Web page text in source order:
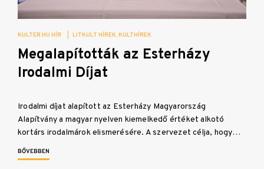
KULTER.HU HÍR LITKULT HÍREK KULTHÍREK
Megalapították az Esterházy
Irodalmi Díjat
Irodalmi díjat alapított az Esterházy Magyarország
Alapítvány a magyar nyelven kiemelkedő értéket alkotó
kortárs irodalmárok elismerésére. A szervezet célja, hogy…
BŐVEBBEN